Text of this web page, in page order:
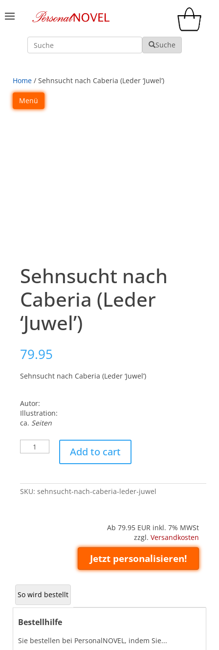
Suche Suche
Home / Sehnsucht nach Caberia (Leder ‘Juwel’)
Menü
Sehnsucht nach
Caberia (Leder
‘Juwel’)
79.95
Sehnsucht nach Caberia (Leder ‘Juwel’)
Autor:
Illustration:
ca. Seiten
Sehnsucht
nach
'Juwel')
quantity
Add to cart
SKU:sehnsucht-nach-caberia-leder-juwel
Ab 79.95 EUR inkl. 7% MWSt
zzgl. Versandkosten
Jetzt personalisieren!
So wird bestellt
Bestellhilfe
Sie bestellen bei PersonalNOVEL, indem Sie...